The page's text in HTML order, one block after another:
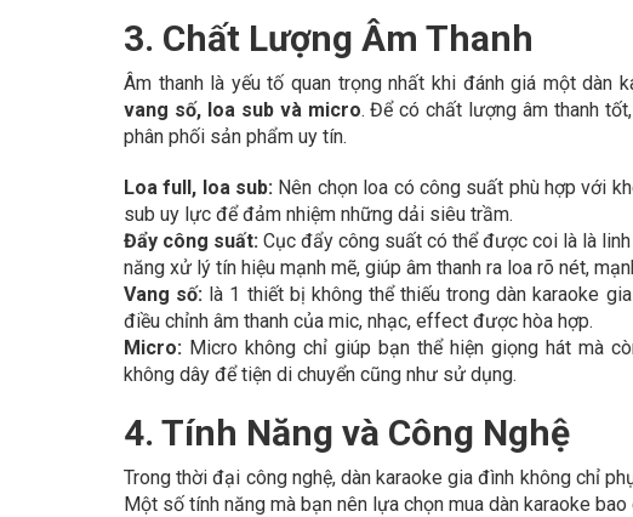
3. Chất Lượng Âm Thanh
Âm thanh là yếu tố quan trọng nhất khi đánh giá một dàn
vang số, loa sub và micro. Để có chất lượng âm thanh
phân phối sản phẩm uy tín.
Loa full, loa sub: Nên chọn loa có công suất phù hợp với
sub uy lực để đảm nhiệm những dải siêu trầm.
Đẩy công suất: Cục đẩy công suất có thể được coi là là
năng xử lý tín hiệu mạnh mẽ, giúp âm thanh ra loa rõ nét,
Vang số: là 1 thiết bị không thể thiếu trong dàn karaoke
điều chỉnh âm thanh của mic, nhạc, effect được hòa hợp.
Micro: Micro không chỉ giúp bạn thể hiện giọng hát mà
không dây để tiện di chuyển cũng như sử dụng.
4. Tính Năng và Công Nghệ
Trong thời đại công nghệ, dàn karaoke gia đình không chỉ
Một số tính năng mà bạn nên lựa chọn mua dàn karaoke bao